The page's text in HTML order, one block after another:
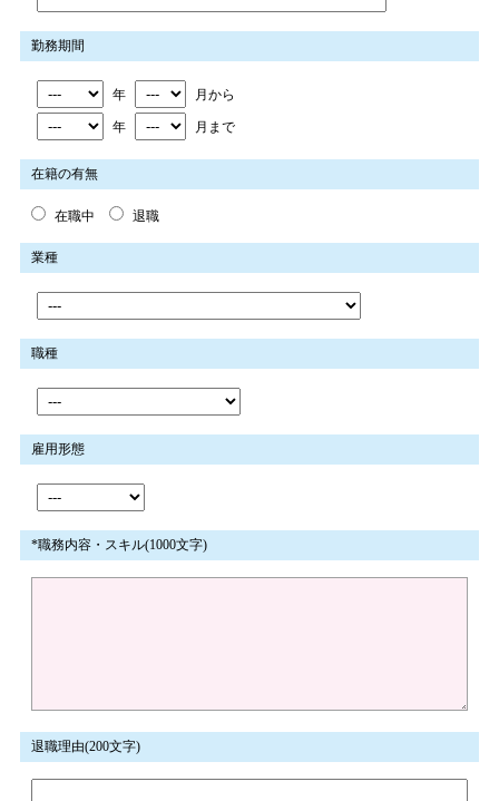
勤務期間
年 月から
年 月まで
在籍の有無
在職中 退職
業種
職種
雇用形態
*職務内容・スキル(1000文字)
退職理由(200文字)